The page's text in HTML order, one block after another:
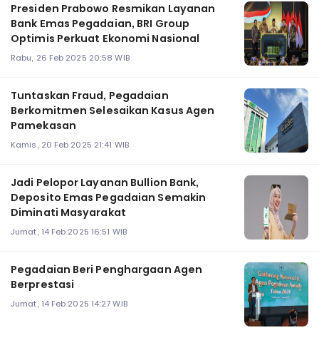
Presiden Prabowo Resmikan Layanan
Bank Emas Pegadaian, BRI Group
Optimis Perkuat Ekonomi Nasional
Rabu, 26 Feb 2025 20:58 WIB
Tuntaskan Fraud, Pegadaian
Berkomitmen Selesaikan Kasus Agen
Pamekasan
Kamis, 20 Feb 2025 21:41 WIB
Jadi Pelopor Layanan Bullion Bank,
Deposito Emas Pegadaian Semakin
Diminati Masyarakat
Jumat, 14 Feb 2025 16:51 WIB
Pegadaian Beri Penghargaan Agen
Berprestasi
Jumat, 14 Feb 2025 14:27 WIB